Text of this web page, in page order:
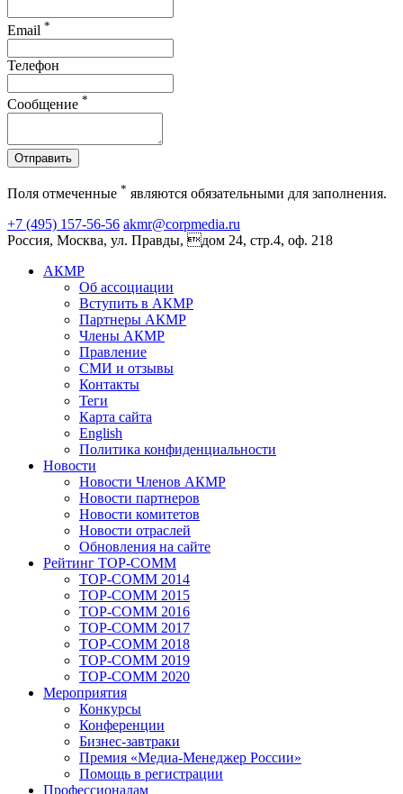
Email *
Телефон
Сообщение *
Отправить
Поля отмеченные * являются обязательными для заполнения.
+7 (495) 157-56-56 akmr@corpmedia.ru
Россия, Москва, ул. Правды, дом 24, стр.4, оф. 218
АКМР
Об ассоциации
Вступить в АКМР
Партнеры АКМР
Члены АКМР
Правление
СМИ и отзывы
Контакты
Теги
Карта сайта
English
Политика конфиденциальности
Новости
Новости Членов АКМР
Новости партнеров
Новости комитетов
Новости отраслей
Обновления на сайте
Рейтинг TOP-COMM
TOP-COMM 2014
TOP-COMM 2015
TOP-COMM 2016
TOP-COMM 2017
TOP-COMM 2018
TOP-COMM 2019
TOP-COMM 2020
Мероприятия
Конкурсы
Конференции
Бизнес-завтраки
Премия «Медиа-Менеджер России»
Помощь в регистрации
Профессионалам